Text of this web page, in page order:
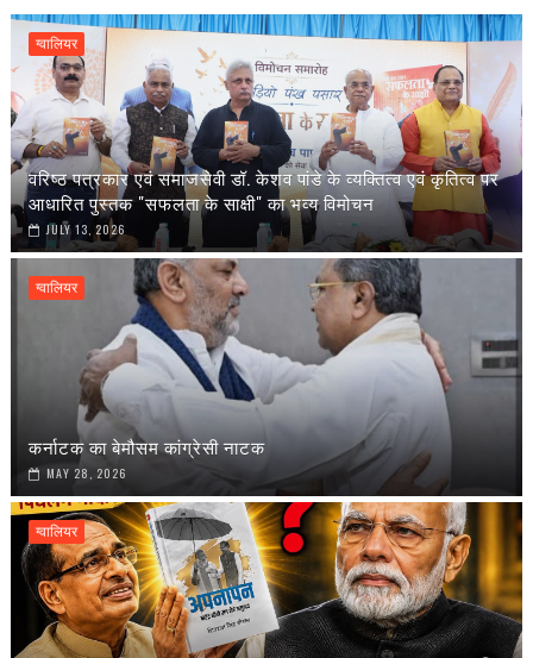
ग्वालियर
वरिष्ठ पत्रकार एवं समाजसेवी डॉ. केशव पांडे के व्यक्तित्व एवं कृतित्व पर
आधारित पुस्तक "सफलता के साक्षी" का भव्य विमोचन
JULY 13, 2026
ग्वालियर
कर्नाटक का बेमौसम कांग्रेसी नाटक
MAY 28, 2026
ग्वालियर